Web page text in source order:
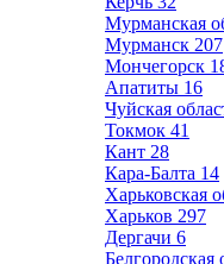
Мурманская
Мурманск 207
Мончегорск
Апатиты 16
Чуйская
Токмок 41
Кант 28
Кара-Балта 14
Харьковская
Харьков 297
Дергачи 6
Белгородская